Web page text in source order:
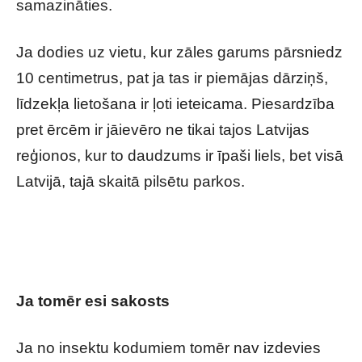
samazināties.
Ja dodies uz vietu, kur zāles garums pārsniedz
10 centimetrus, pat ja tas ir piemājas dārziņš,
līdzekļa lietošana ir ļoti ieteicama. Piesardzība
pret ērcēm ir jāievēro ne tikai tajos Latvijas
reģionos, kur to daudzums ir īpaši liels, bet visā
Latvijā, tajā skaitā pilsētu parkos.
Ja tomēr esi sakosts
Ja no insektu kodumiem tomēr nav izdevies